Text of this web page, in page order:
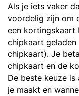
Als je iets vaker
voordelig zijn om
een kortingskaart
chipkaart
chipkaart). Je
chipkaart en de
De beste keuze is
je maakt en